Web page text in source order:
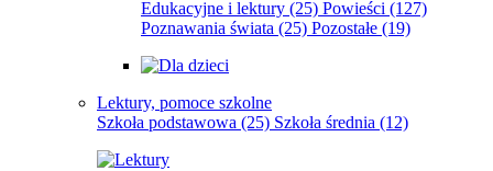
Edukacyjne i lektury (25) Powieści (127)
Poznawania świata (25) Pozostałe (19)
Lektury, pomoce szkolne
Szkoła podstawowa (25) Szkoła średnia (12)